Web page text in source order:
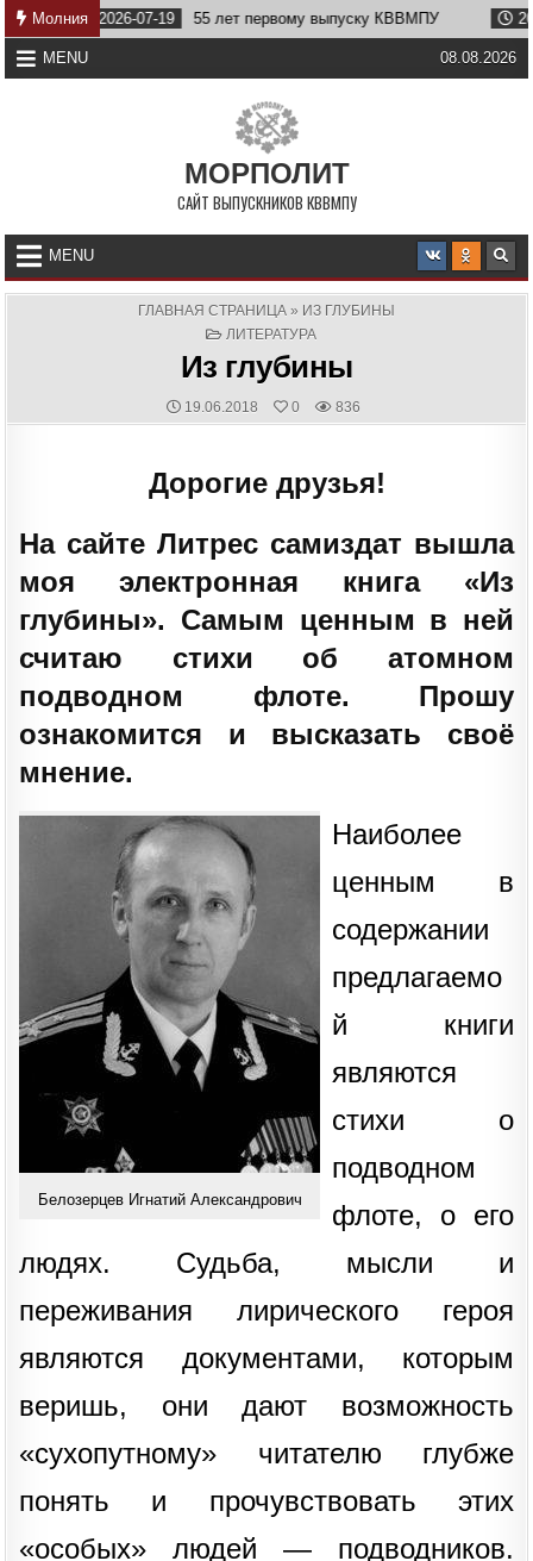
Skip
to
content
Молния
2026-07-19 55 лет первому выпуску КВВМПУ 2026-07-07
MENU 08.08.2026
МОРПОЛИТ
САЙТ ВЫПУСКНИКОВ КВВМПУ
MENU
ГЛАВНАЯ СТРАНИЦА » ИЗ ГЛУБИНЫ
POSTED
ЛИТЕРАТУРА
Из глубины
PUBLISHED
DATE:
19.06.2018 0 836
Дорогие друзья!
На сайте Литрес самиздат вышла
моя электронная книга «Из
глубины». Самым ценным в ней
считаю стихи об атомном
подводном флоте. Прошу
ознакомится и высказать своё
мнение.
Белозерцев Игнатий Александрович
Наиболее
ценным в
содержании
предлагаемо
й книги
являются
стихи о
подводном
флоте, о его
людях. Судьба, мысли и
переживания лирического героя
являются документами, которым
веришь, они дают возможность
«сухопутному» читателю глубже
понять и прочувствовать этих
«особых» людей — подводников.